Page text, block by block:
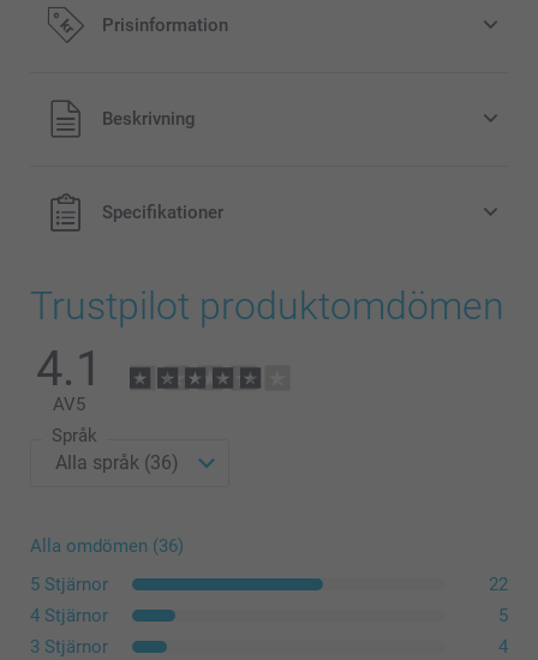
Prisinformation
Alla priser är i svenska kronor (SEK), inklusive moms och
exklusive porto.
Beskrivning
Specifikationer
Trustpilot produktomdömen
4.1
AV5
Språk
Alla omdömen (36)
5 Stjärnor
22
4 Stjärnor
5
3 Stjärnor
4